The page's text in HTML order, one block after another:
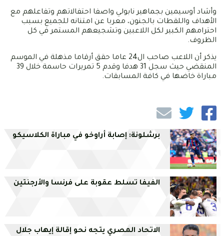
وأشاد أوسيمين بجماهير نابولي واصفا احتفالاتهم وتفاعلهم مع
الأهداف واللقطات بالجنون، معربا عن امتنانه للجميع بسبب
احترامهم الكبير لكل اللاعبين وتشجيعهم المستمر في كل
الظروف.
يذكر أن اللاعب صاحب ال24 عاما حقق أرقاما مذهلة في الموسم
المنقضي حيث سجل 31 هدفا وقدم 5 تمريرات حاسمة خلال 39
مباراة خاضها في كافة المسابقات.
برشلونة: إصابة أراوخو في مباراة الكلاسيكو
الفيفا تسلط عقوبة على فرنسا والأرجنتين
الاتحاد المصري يتجه نحو إقالة إيهاب جلال